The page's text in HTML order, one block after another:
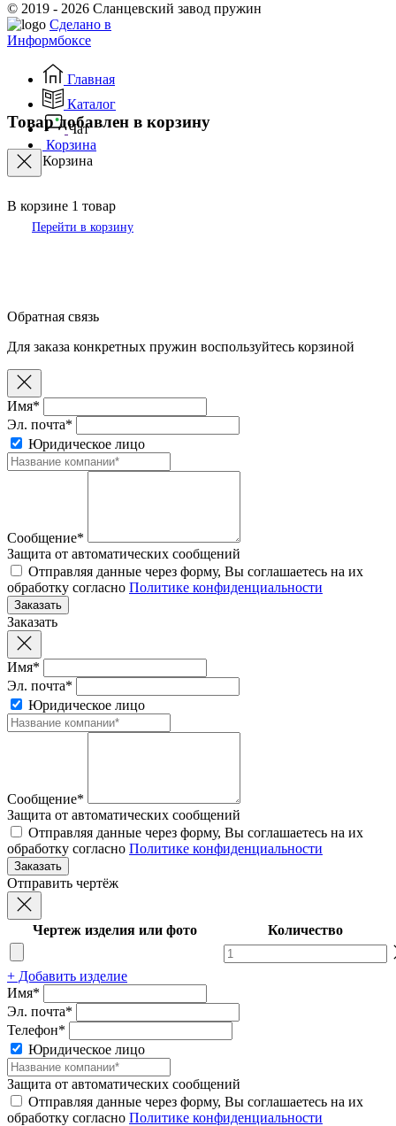
© 2019 - 2026 Сланцевский завод пружин
Сделано в
Информбоксе
Главная
Каталог
Чат
Корзина
Корзина
Товар добавлен в корзину
В корзине 1 товар
Перейти в корзину
Обратная связь
Для заказа конкретных пружин воспользуйтесь корзиной
Имя*
Эл. почта*
Юридическое лицо
Сообщение*
Защита от автоматических сообщений
Отправляя данные через форму, Вы соглашаетесь на их
обработку согласно Политике конфиденциальности
Заказать
Имя*
Эл. почта*
Юридическое лицо
Сообщение*
Защита от автоматических сообщений
Отправляя данные через форму, Вы соглашаетесь на их
обработку согласно Политике конфиденциальности
Отправить чертёж
Чертеж изделия или фото Количество
+ Добавить изделие
Имя*
Эл. почта*
Телефон*
Юридическое лицо
Защита от автоматических сообщений
Отправляя данные через форму, Вы соглашаетесь на их
обработку согласно Политике конфиденциальности